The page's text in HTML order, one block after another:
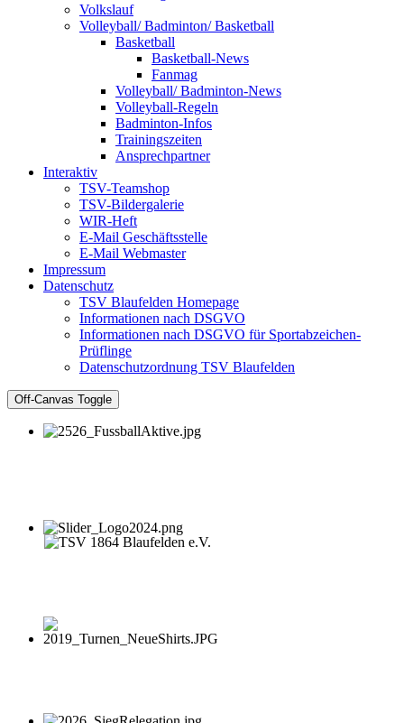
Volkslauf
Volleyball/ Badminton/ Basketball
Basketball
Basketball-News
Fanmag
Volleyball/ Badminton-News
Volleyball-Regeln
Badminton-Infos
Trainingszeiten
Ansprechpartner
Interaktiv
TSV-Teamshop
TSV-Bildergalerie
WIR-Heft
E-Mail Geschäftsstelle
E-Mail Webmaster
Impressum
Datenschutz
TSV Blaufelden Homepage
Informationen nach DSGVO
Informationen nach DSGVO für Sportabzeichen-
Prüflinge
Datenschutzordnung TSV Blaufelden
Off-Canvas Toggle